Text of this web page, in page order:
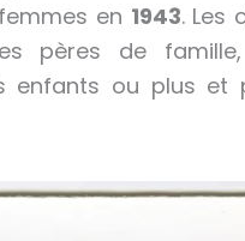
en 1943. Les
pères de
enfants ou plus et